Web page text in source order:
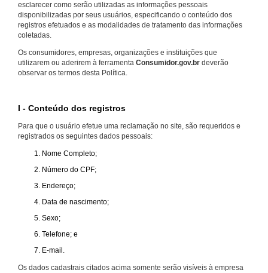
esclarecer como serão utilizadas as informações pessoais
disponibilizadas por seus usuários, especificando o conteúdo dos
registros efetuados e as modalidades de tratamento das informações
coletadas.
Os consumidores, empresas, organizações e instituições que
utilizarem ou aderirem à ferramenta Consumidor.gov.br deverão
observar os termos desta Política.
I - Conteúdo dos registros
Para que o usuário efetue uma reclamação no site, são requeridos e
registrados os seguintes dados pessoais:
Nome Completo;
Número do CPF;
Endereço;
Data de nascimento;
Sexo;
Telefone; e
E-mail.
Os dados cadastrais citados acima somente serão visíveis à empresa